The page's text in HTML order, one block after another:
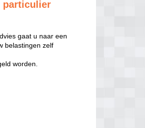
particulier
gaat u naar een
belastingen zelf
worden.